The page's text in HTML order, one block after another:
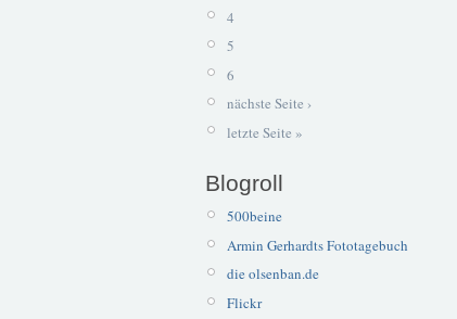
4
5
6
nächste Seite ›
letzte Seite »
Blogroll
500beine
Armin Gerhardts Fototagebuch
die olsenban.de
Flickr